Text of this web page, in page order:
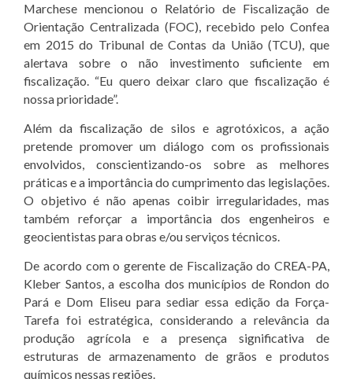
Marchese mencionou o Relatório de Fiscalização de
Orientação Centralizada (FOC), recebido pelo Confea
em 2015 do Tribunal de Contas da União (TCU), que
alertava sobre o não investimento suficiente em
fiscalização. “Eu quero deixar claro que fiscalização é
nossa prioridade”.
Além da fiscalização de silos e agrotóxicos, a ação
pretende promover um diálogo com os profissionais
envolvidos, conscientizando-os sobre as melhores
práticas e a importância do cumprimento das legislações.
O objetivo é não apenas coibir irregularidades, mas
também reforçar a importância dos engenheiros e
geocientistas para obras e/ou serviços técnicos.
De acordo com o gerente de Fiscalização do CREA-PA,
Kleber Santos, a escolha dos municípios de Rondon do
Pará e Dom Eliseu para sediar essa edição da Força-
Tarefa foi estratégica, considerando a relevância da
produção agrícola e a presença significativa de
estruturas de armazenamento de grãos e produtos
químicos nessas regiões.